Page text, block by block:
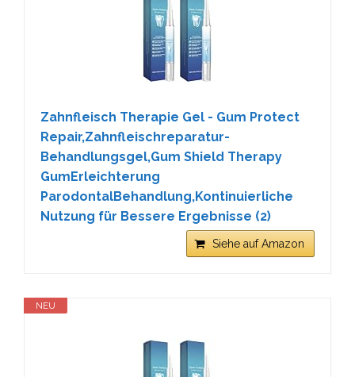
Zahnfleisch Therapie Gel - Gum Protect
Repair,Zahnfleischreparatur-
Behandlungsgel,Gum Shield Therapy
GumErleichterung
ParodontalBehandlung,Kontinuierliche
Nutzung für Bessere Ergebnisse (2)
Siehe auf Amazon
NEU